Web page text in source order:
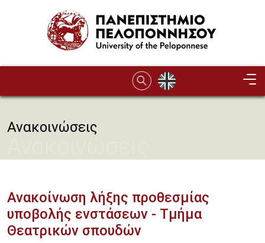
Ανακοινώσεις
Ανακοίνωση λήξης προθεσμίας
υποβολής ενστάσεων - Τμήμα
Θεατρικών σπουδών